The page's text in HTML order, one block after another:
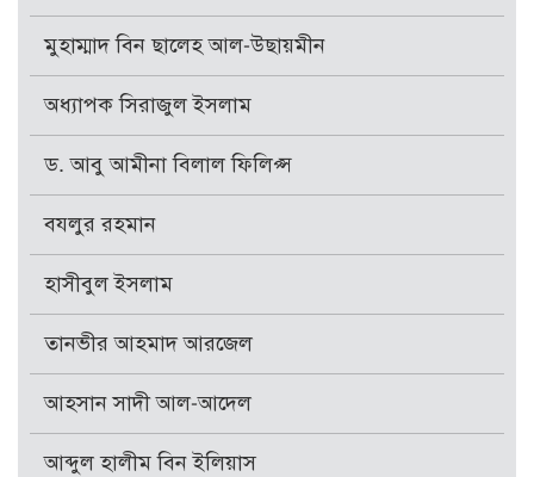
মুহাম্মাদ বিন ছালেহ আল-উছায়মীন
অধ্যাপক সিরাজুল ইসলাম
ড. আবু আমীনা বিলাল ফিলিপ্স
বযলুর রহমান
হাসীবুল ইসলাম
তানভীর আহমাদ আরজেল
আহসান সাদী আল-আদেল
আব্দুল হালীম বিন ইলিয়াস